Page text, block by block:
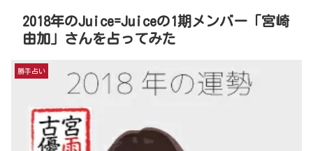
2018年のJuice=Juiceの1期メンバー「宮崎
由加」さんを占ってみた
勝手占い